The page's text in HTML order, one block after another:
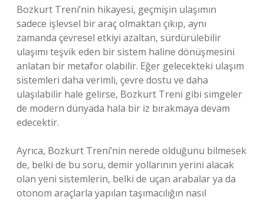
Bozkurt Treni’nin hikayesi, geçmişin ulaşımın
sadece işlevsel bir araç olmaktan çıkıp, aynı
zamanda çevresel etkiyi azaltan, sürdürülebilir
ulaşımı teşvik eden bir sistem haline dönüşmesini
anlatan bir metafor olabilir. Eğer gelecekteki ulaşım
sistemleri daha verimli, çevre dostu ve daha
ulaşılabilir hale gelirse, Bozkurt Treni gibi simgeler
de modern dünyada hala bir iz bırakmaya devam
edecektir.
Ayrıca, Bozkurt Treni’nin nerede olduğunu bilmesek
de, belki de bu soru, demir yollarının yerini alacak
olan yeni sistemlerin, belki de uçan arabalar ya da
otonom araçlarla yapılan taşımacılığın nasıl